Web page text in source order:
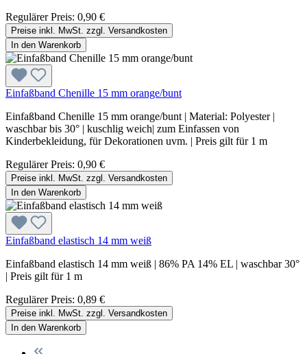
Regulärer Preis: 0,90 €
Preise inkl. MwSt. zzgl. Versandkosten
In den Warenkorb
Einfaßband Chenille 15 mm orange/bunt
Einfaßband Chenille 15 mm orange/bunt | Material: Polyester |
waschbar bis 30° | kuschlig weich| zum Einfassen von
Kinderbekleidung, für Dekorationen uvm. | Preis gilt für 1 m
Regulärer Preis: 0,90 €
Preise inkl. MwSt. zzgl. Versandkosten
In den Warenkorb
Einfaßband elastisch 14 mm weiß
Einfaßband elastisch 14 mm weiß | 86% PA 14% EL | waschbar 30°
| Preis gilt für 1 m
Regulärer Preis: 0,89 €
Preise inkl. MwSt. zzgl. Versandkosten
In den Warenkorb